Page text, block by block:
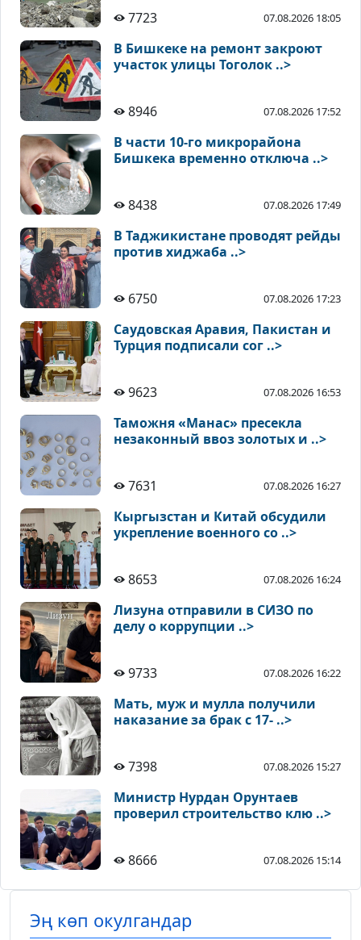
7723 07.08.2026 18:05
В Бишкеке на ремонт закроют
участок улицы Тоголок ..>
8946 07.08.2026 17:52
В части 10-го микрорайона
Бишкека временно отключа ..>
8438 07.08.2026 17:49
В Таджикистане проводят рейды
против хиджаба ..>
6750 07.08.2026 17:23
Саудовская Аравия, Пакистан и
Турция подписали сог ..>
9623 07.08.2026 16:53
Таможня «Манас» пресекла
незаконный ввоз золотых и ..>
7631 07.08.2026 16:27
Кыргызстан и Китай обсудили
укрепление военного со ..>
8653 07.08.2026 16:24
Лизуна отправили в СИЗО по
делу о коррупции ..>
9733 07.08.2026 16:22
Мать, муж и мулла получили
наказание за брак с 17- ..>
7398 07.08.2026 15:27
Министр Нурдан Орунтаев
проверил строительство клю ..>
8666 07.08.2026 15:14
Эң көп окулгандар